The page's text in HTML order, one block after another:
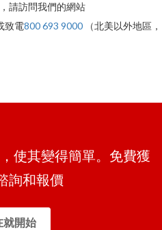
請訪問我們的網站
致電800 693 9000 （北美以外地區，
使其變得簡單。免費獲
詢和報價
就開始